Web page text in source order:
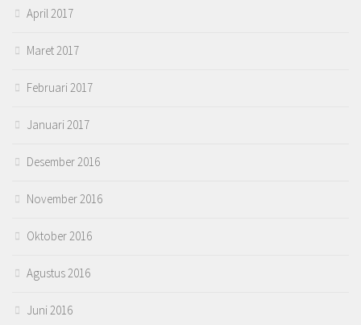
April 2017
Maret 2017
Februari 2017
Januari 2017
Desember 2016
November 2016
Oktober 2016
Agustus 2016
Juni 2016